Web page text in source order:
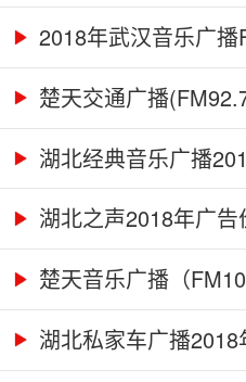
2018年武汉音乐广播
楚天交通广播
湖北经典音乐广播
湖北之声2018年广告
楚天音乐广播（
湖北私家车广播